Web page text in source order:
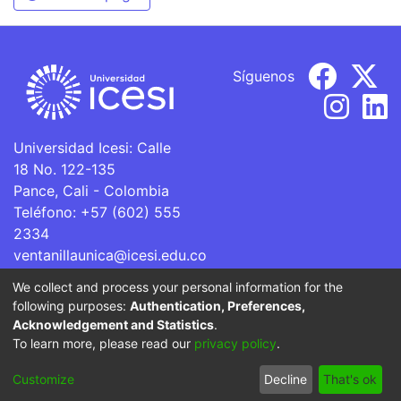
Universidad Icesi: Calle
18 No. 122-135
Pance, Cali - Colombia
Teléfono: +57 (602) 555
2334
ventanillaunica@icesi.edu.co
Síguenos
La Universidad Icesi es una Institución de Educación
Superior que se encuentra sujeta a inspección y vigilancia
por parte del Ministerio de Educación Nacional.
Cookie
End User
Agreement
Send
Feedback
We collect and process your personal information for the
following purposes: Authentication, Preferences,
Acknowledgement and Statistics.
To learn more, please read our privacy policy.
Customize Decline That's ok